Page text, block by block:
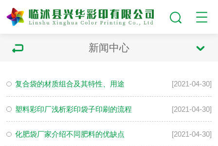
新闻中心
复合袋的材质组合及其特性、用途 [2021-04-30]
塑料彩印厂浅析彩印袋子印刷的流程 [2021-04-30]
化肥袋厂家介绍不同肥料的优缺点 [2021-04-30]